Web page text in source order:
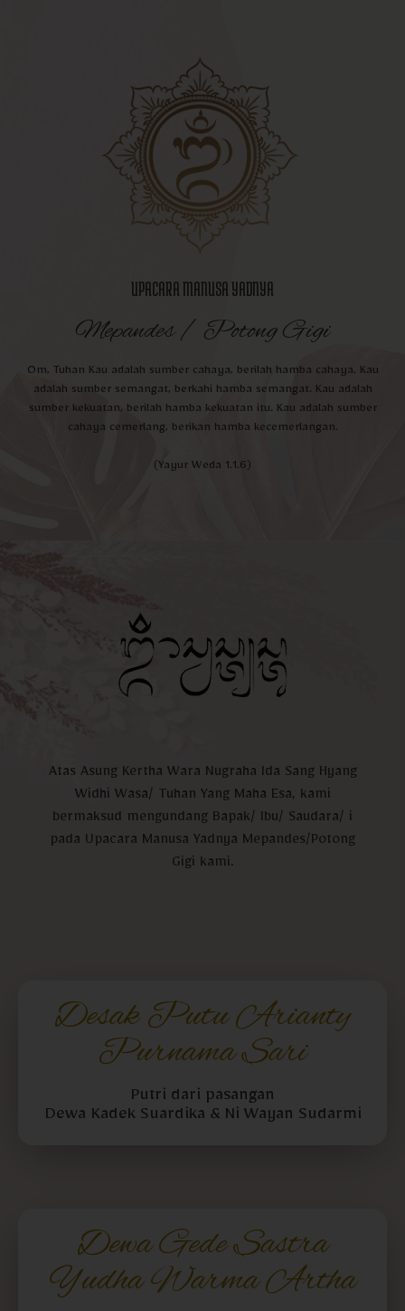
UPACARA MANUSA YADNYA
Mepandes / Potong Gigi
Om, Tuhan Kau adalah sumber cahaya, berilah hamba cahaya. Kau
adalah sumber semangat, berkahi hamba semangat. Kau adalah
sumber kekuatan, berilah hamba kekuatan itu. Kau adalah sumber
cahaya cemerlang, berikan hamba kecemerlangan.
(Yayur Weda 1.1.6)
Atas Asung Kertha Wara Nugraha Ida Sang Hyang
Widhi Wasa/ Tuhan Yang Maha Esa, kami
bermaksud mengundang Bapak/ Ibu/ Saudara/ i
pada Upacara Manusa Yadnya Mepandes/Potong
Gigi kami.
Desak Putu Arianty
Purnama Sari
Putri dari pasangan
Dewa Kadek Suardika & Ni Wayan Sudarmi
Dewa Gede Sastra
Yudha Warma Artha